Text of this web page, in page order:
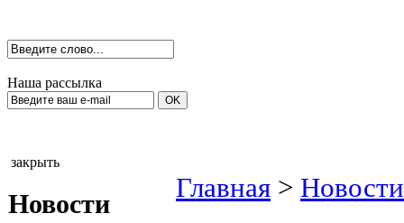
Наша рассылка
закрыть
Новости
Главная >